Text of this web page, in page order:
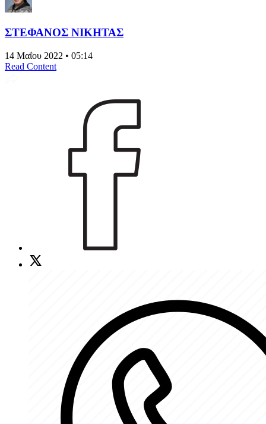
ΣΤΕΦΑΝΟΣ ΝΙΚΗΤΑΣ
14 Μαΐου 2022 • 05:14
Read Content